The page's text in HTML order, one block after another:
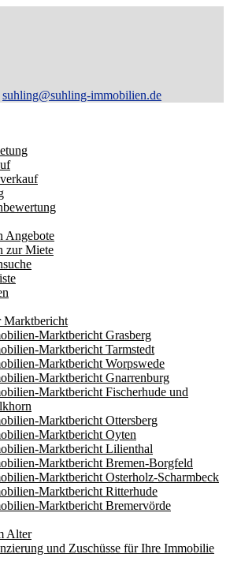
suhling@suhling-immobilien.de
Angebote
zur Miete
Marktbericht
Marktbericht Grasberg
Marktbericht Tarmstedt
Marktbericht Worpswede
Marktbericht Gnarrenburg
Marktbericht Fischerhude und
Marktbericht Ottersberg
Marktbericht Oyten
Marktbericht Lilienthal
Marktbericht Bremen-Borgfeld
Marktbericht Osterholz-Scharmbeck
Marktbericht Ritterhude
Marktbericht Bremervörde
Alter
und Zuschüsse für Ihre Immobilie